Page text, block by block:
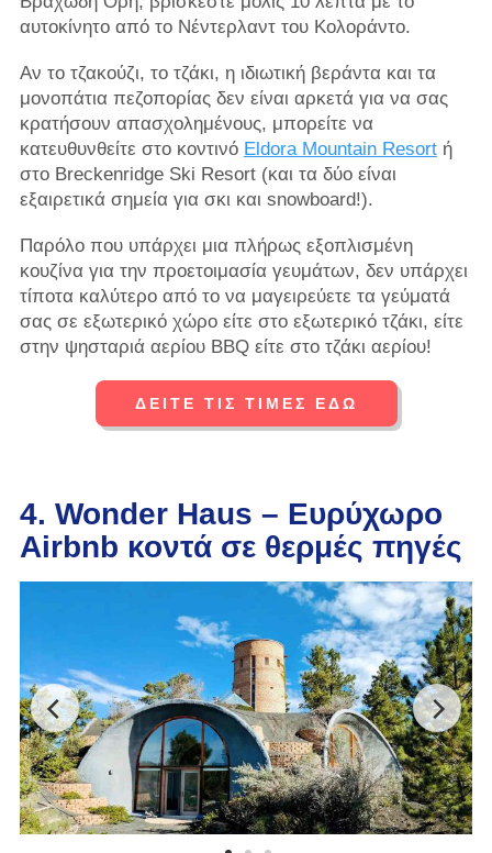
αυτοκίνητο από το Νέντερλαντ του Κολοράντο.
Αν το τζακούζι, το τζάκι, η ιδιωτική βεράντα και τα
μονοπάτια πεζοπορίας δεν είναι αρκετά για να σας
κρατήσουν απασχολημένους, μπορείτε να
κατευθυνθείτε στο κοντινό Eldora Mountain Resortή
στο Breckenridge Ski Resort (και τα δύο είναι
εξαιρετικά σημεία για σκι και snowboard!).
Παρόλο που υπάρχει μια πλήρως εξοπλισμένη
κουζίνα για την προετοιμασία γευμάτων, δεν υπάρχει
τίποτα καλύτερο από το να μαγειρεύετε τα γεύματά
σας σε εξωτερικό χώρο είτε στο εξωτερικό τζάκι, είτε
στην ψησταριά αερίου BBQ είτε στο τζάκι αερίου!
ΔΕΙΤΕ ΤΙΣ ΤΙΜΕΣ ΕΔΩ
4. Wonder Haus – Ευρύχωρο
Airbnb κοντά σε θερμές πηγές